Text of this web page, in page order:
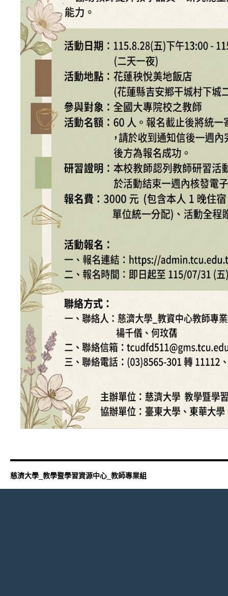
慈濟大學_教學暨學習資源中心_教師專業組